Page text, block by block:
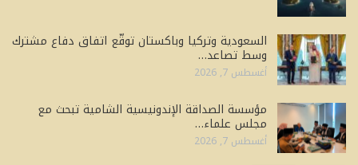
السعودية وتركيا وباكستان توقّع اتفاق دفاع مشترك
وسط تصاعد…
أغسطس 7, 2026
مؤسسة الصداقة الإندونيسية الشامية تبحث مع
مجلس علماء…
أغسطس 7, 2026